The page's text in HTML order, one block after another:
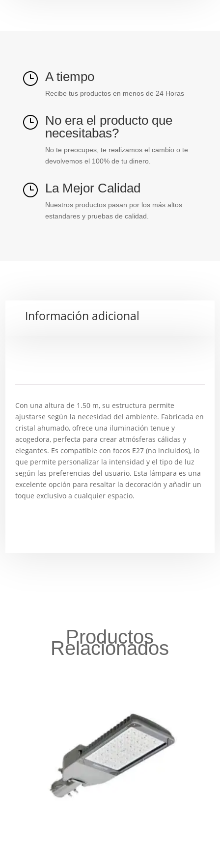
} A tiempo
Recibe tus productos en menos de 24 Horas
} No era el producto que
necesitabas?
No te preocupes, te realizamos el cambio o te
devolvemos el 100% de tu dinero.
} La Mejor Calidad
Nuestros productos pasan por los más altos
estandares y pruebas de calidad.
Información adicional
Con una altura de 1.50 m, su estructura permite
ajustarse según la necesidad del ambiente. Fabricada en
cristal ahumado, ofrece una iluminación tenue y
acogedora, perfecta para crear atmósferas cálidas y
elegantes. Es compatible con focos E27 (no incluidos), lo
que permite personalizar la intensidad y el tipo de luz
según las preferencias del usuario. Esta lámpara es una
excelente opción para resaltar la decoración y añadir un
toque exclusivo a cualquier espacio.
Productos
Relacionados